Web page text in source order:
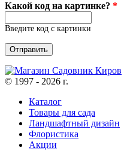
Какой код на картинке? *
Введите код с картинки
© 1997 - 2026 г.
Каталог
Товары для сада
Ландшафтный дизайн
Флористика
Акции